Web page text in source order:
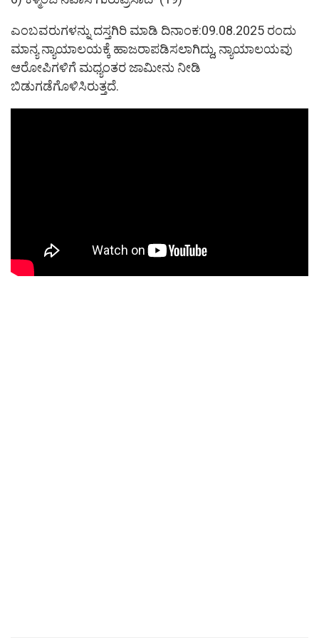
ಎಂಬವರುಗಳನ್ನು ದಸ್ತಗಿರಿ ಮಾಡಿ ದಿನಾಂಕ:09.08.2025 ರಂದು
ಮಾನ್ಯ ನ್ಯಾಯಾಲಯಕ್ಕೆ ಹಾಜರಾಪಡಿಸಲಾಗಿದ್ದು, ನ್ಯಾಯಾಲಯವು
ಆರೋಪಿಗಳಿಗೆ ಮಧ್ಯಂತರ ಜಾಮೀನು ನೀಡಿ
ಬಿಡುಗಡೆಗೊಳಿಸಿರುತ್ತದೆ.